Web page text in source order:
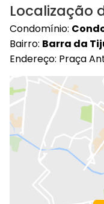
Localização
Condomínio:
Bairro: Barra da
Endereço: Praça